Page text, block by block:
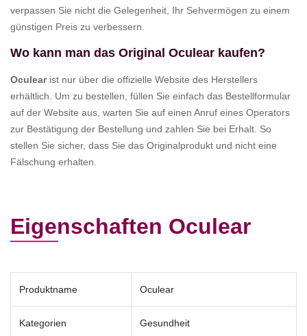
verpassen Sie nicht die Gelegenheit, Ihr Sehvermögen zu einem
günstigen Preis zu verbessern.
Wo kann man das Original Oculear kaufen?
Oculearist nur über die offizielle Website des Herstellers
erhältlich. Um zu bestellen, füllen Sie einfach das Bestellformular
auf der Website aus, warten Sie auf einen Anruf eines Operators
zur Bestätigung der Bestellung und zahlen Sie bei Erhalt. So
stellen Sie sicher, dass Sie das Originalprodukt und nicht eine
Fälschung erhalten.
Eigenschaften Oculear
Produktname Oculear
Kategorien Gesundheit